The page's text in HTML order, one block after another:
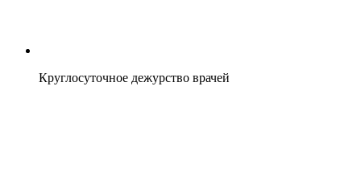
Круглосуточное дежурство врачей